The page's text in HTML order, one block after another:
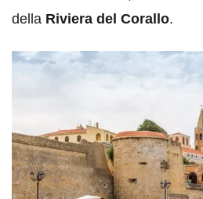
della Riviera del Corallo.